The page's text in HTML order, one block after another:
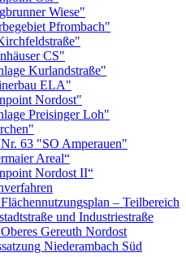
Wiese"
Pfrombach"
CS"
Kurlandstraße"
ELA"
Nordost"
Preisinger Loh"
63 "SO Amperauen"
Areal“
Nordost II“
– Teilbereich
und Industriestraße
Gereuth Nordost
Niederambach Süd